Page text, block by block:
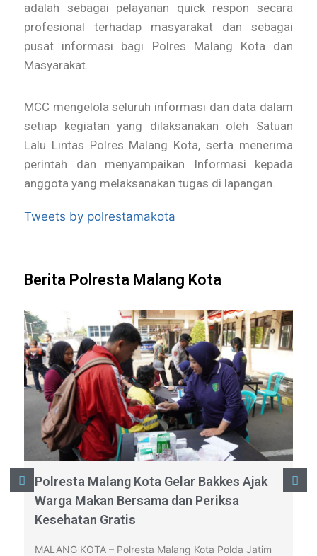
adalah sebagai pelayanan quick respon secara
profesional terhadap masyarakat dan sebagai
pusat informasi bagi Polres Malang Kota dan
Masyarakat.
MCC mengelola seluruh informasi dan data dalam
setiap kegiatan yang dilaksanakan oleh Satuan
Lalu Lintas Polres Malang Kota, serta menerima
perintah dan menyampaikan Informasi kepada
anggota yang melaksanakan tugas di lapangan.
Tweets by polrestamakota
Berita Polresta Malang Kota
Polresta Malang Kota Gelar Bakkes Ajak
Warga Makan Bersama dan Periksa
Kesehatan Gratis
MALANG KOTA – Polresta Malang Kota Polda Jatim